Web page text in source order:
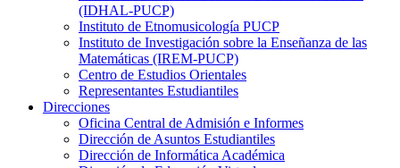
(IDHAL-PUCP)
Instituto de Etnomusicología PUCP
Instituto de Investigación sobre la Enseñanza de las
Matemáticas (IREM-PUCP)
Centro de Estudios Orientales
Representantes Estudiantiles
Direcciones
Oficina Central de Admisión e Informes
Dirección de Asuntos Estudiantiles
Dirección de Informática Académica